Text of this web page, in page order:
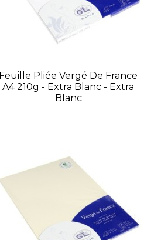
Feuille Pliée Vergé De France
A4 210g - Extra Blanc - Extra
Blanc